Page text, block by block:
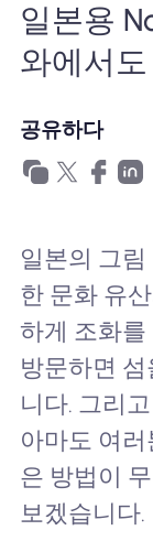
비즈니스를
일본용
와에서
공유하다
일본의 그
한 문화 유
하게 조화를
방문하면
니다. 그리
아마도 여
은 방법이
보겠습니다.